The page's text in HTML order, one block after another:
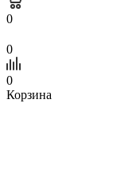
0
0
0
Корзина